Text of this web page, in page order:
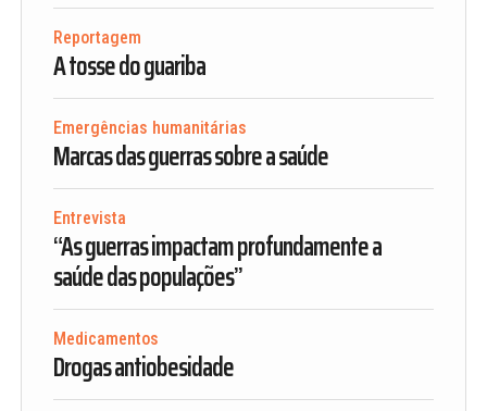
Reportagem
A tosse do guariba
Emergências humanitárias
Marcas das guerras sobre a saúde
Entrevista
“As guerras impactam profundamente a
saúde das populações”
Medicamentos
Drogas antiobesidade